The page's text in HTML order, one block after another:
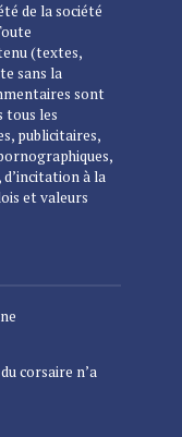
de la société
(textes,
sans la
sont
tous les
publicitaires,
à la
et valeurs
corsaire n’a